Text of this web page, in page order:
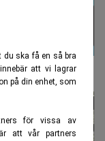
du ska få en så bra
att vi lagrar
på din enhet, som
för vissa av
att vår partners